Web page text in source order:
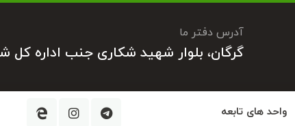
آدرس دفتر ما
گرگان، بلوار شهید شکاری جنب اداره کل
واحد های تابعه